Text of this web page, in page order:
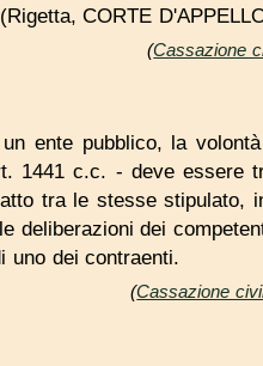
CORTE
(Cassazione
ente pubblico, la
1441 c.c. - deve essere
tra le stesse stipulato,
deliberazioni dei
uno dei contraenti.
(Cassazione